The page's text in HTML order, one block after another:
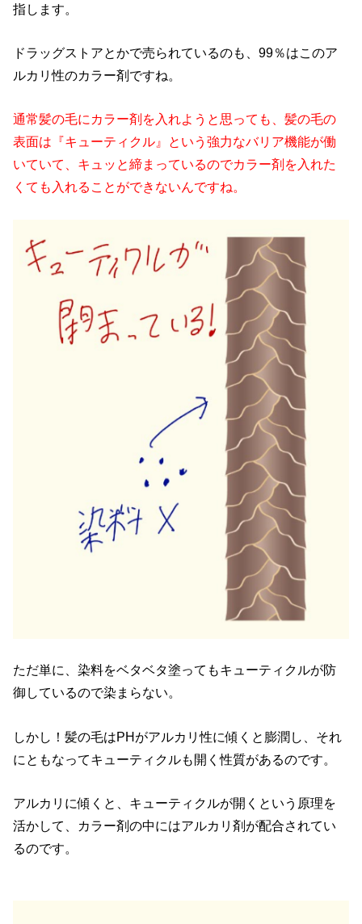
指します。
ドラッグストアとかで売られているのも、99％はこのア
ルカリ性のカラー剤ですね。
通常髪の毛にカラー剤を入れようと思っても、髪の毛の
表面は『キューティクル』という強力なバリア機能が働
いていて、キュッと締まっているのでカラー剤を入れた
くても入れることができないんですね。
ただ単に、染料をベタベタ塗ってもキューティクルが防
御しているので染まらない。
しかし！髪の毛はPHがアルカリ性に傾くと膨潤し、それ
にともなってキューティクルも開く性質があるのです。
アルカリに傾くと、キューティクルが開くという原理を
活かして、カラー剤の中にはアルカリ剤が配合されてい
るのです。